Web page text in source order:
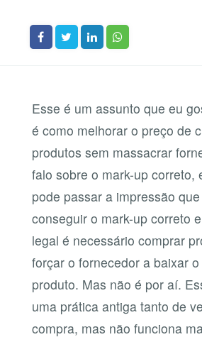
Esse é um assunto que eu
é como melhorar o preço de
produtos sem massacrar
falo sobre o mark-up correto,
pode passar a impressão
conseguir o mark-up correto
legal é necessário comprar
forçar o fornecedor a baixar
produto. Mas não é por aí.
uma prática antiga tanto de
compra, mas não funciona